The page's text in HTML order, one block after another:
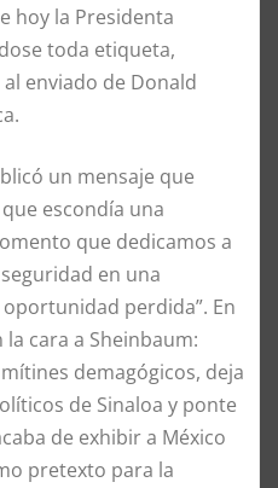
hoy la Presidenta
toda etiqueta,
enviado de Donald
un mensaje que
escondía una
que dedicamos a
en una
perdida”. En
cara a Sheinbaum:
demagógicos, deja
de Sinaloa y ponte
de exhibir a México
pretexto para la